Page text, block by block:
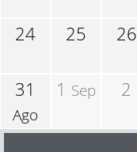
24 25 26
31
Ago
1 Sep 2